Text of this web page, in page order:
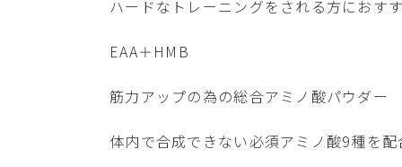
ハードなトレーニングをされる方におす
EAA＋HMB
筋力アップの為の総合アミノ酸パウダー
体内で合成できない必須アミノ酸9種を配